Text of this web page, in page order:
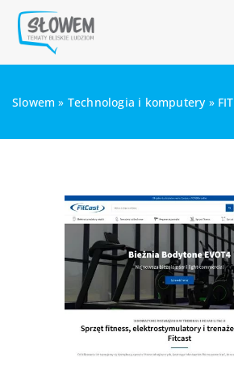
Slowem » Technologia i komputery »